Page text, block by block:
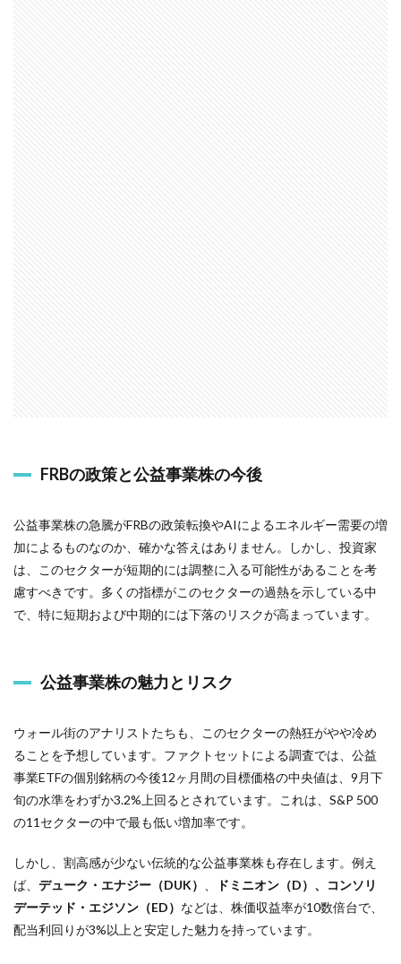
FRBの政策と公益事業株の今後
公益事業株の急騰がFRBの政策転換やAIによるエネルギー需要の増
加によるものなのか、確かな答えはありません。しかし、投資家
は、このセクターが短期的には調整に入る可能性があることを考
慮すべきです。多くの指標がこのセクターの過熱を示している中
で、特に短期および中期的には下落のリスクが高まっています。
公益事業株の魅力とリスク
ウォール街のアナリストたちも、このセクターの熱狂がやや冷め
ることを予想しています。ファクトセットによる調査では、公益
事業ETFの個別銘柄の今後12ヶ月間の目標価格の中央値は、9月下
旬の水準をわずか3.2%上回るとされています。これは、S&P 500
の11セクターの中で最も低い増加率です。
しかし、割高感が少ない伝統的な公益事業株も存在します。例え
ば、 デューク・エナジー（DUK）
ドミニオン（D）、コンソリ
デーテッド・エジソン（ED） などは、株価収益率が10数倍台で、
配当利回りが3%以上と安定した魅力を持っています。